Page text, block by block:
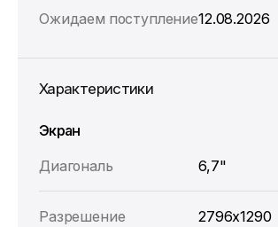
Ожидаем поступление12.08.2026
Характеристики
Экран
Диагональ
6,7"
Разрешение 2796x1290